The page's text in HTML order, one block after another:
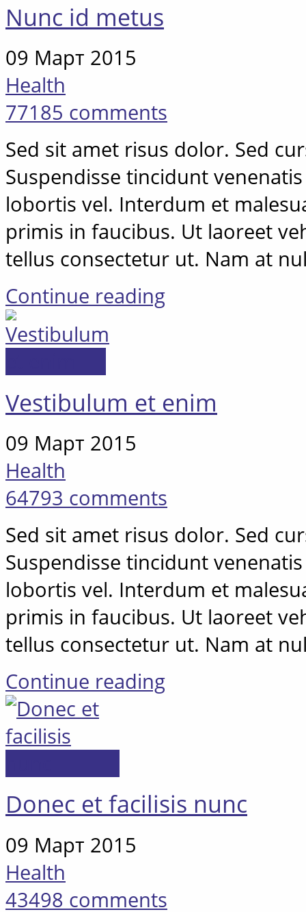
Nunc id metus
09 Март 2015
Health
77185 comments
Sed sit amet risus dolor. Sed
Suspendisse tincidunt
lobortis vel. Interdum et
primis in faucibus. Ut laoreet
tellus consectetur ut. Nam at
Continue reading
Vestibulum et enim
09 Март 2015
Health
64793 comments
Sed sit amet risus dolor. Sed
Suspendisse tincidunt
lobortis vel. Interdum et
primis in faucibus. Ut laoreet
tellus consectetur ut. Nam at
Continue reading
Donec et facilisis nunc
09 Март 2015
Health
43498 comments